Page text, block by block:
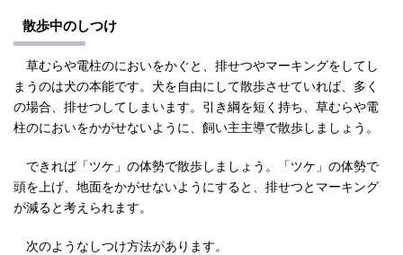
散歩中のしつけ
草むらや電柱のにおいをかぐと、排せつやマーキングをしてし
まうのは犬の本能です。犬を自由にして散歩させていれば、多く
の場合、排せつしてしまいます。引き綱を短く持ち、草むらや電
柱のにおいをかがせないように、飼い主主導で散歩しましょう。
できれば「ツケ」の体勢で散歩しましょう。「ツケ」の体勢で
頭を上げ、地面をかがせないようにすると、排せつとマーキング
が減ると考えられます。
次のようなしつけ方法があります。